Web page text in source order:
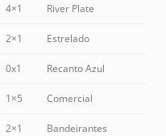
4×1 River Plate
2×1 Estrelado
0x1 Recanto Azul
1×5 Comercial
2×1 Bandeirantes